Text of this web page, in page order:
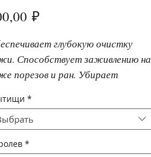
₽Цена
глубокую очистку
Способствует заживлению на
порезов и ран. Убирает
с удалением косметики
*
*